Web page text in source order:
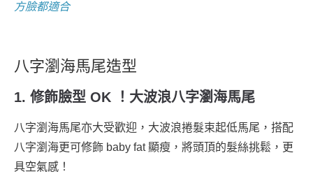
方臉都適合
八字瀏海馬尾造型
1. 修飾臉型 OK ！大波浪八字瀏海馬尾
八字瀏海馬尾亦大受歡迎，大波浪捲髮束起低馬尾，搭配
八字瀏海更可修飾 baby fat 顯瘦，將頭頂的髮絲挑鬆，更
具空氣感！